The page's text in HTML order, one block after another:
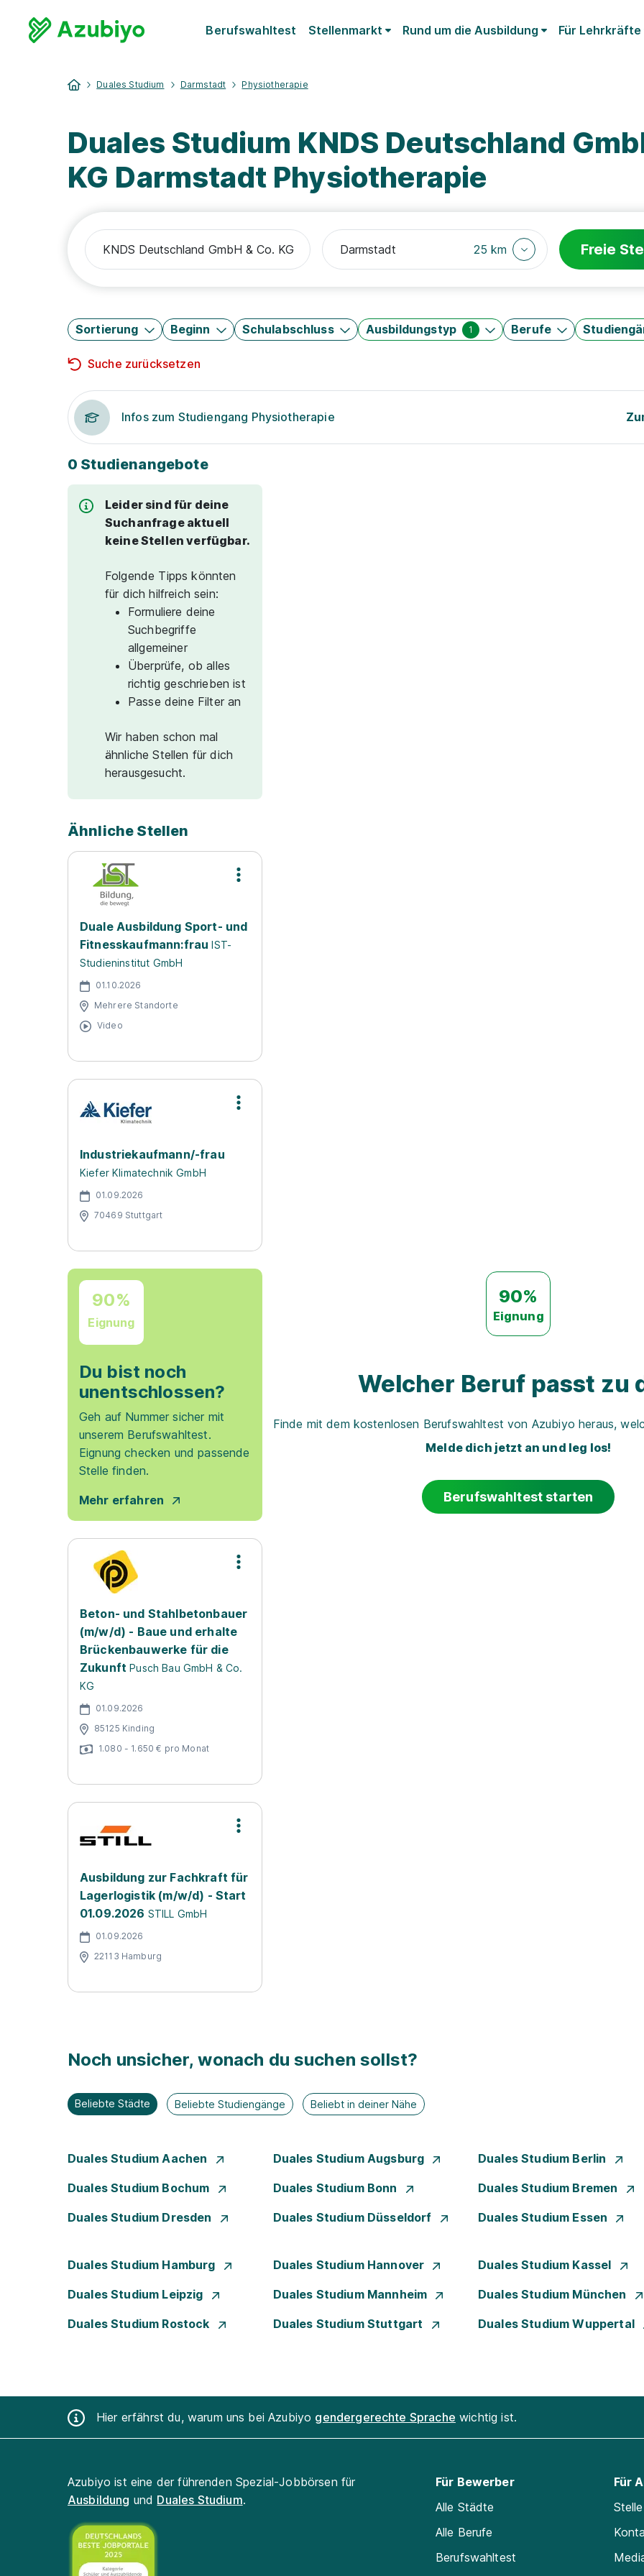
Berufswahltest Stellenmarkt Rund um die Ausbildung Für Lehrkräfte
Duales Studium Darmstadt Physiotherapie
Duales Studium KNDS Deutschland
KG Darmstadt Physiotherapie
25 km Freie
Sortierung Beginn Schulabschluss Ausbildungstyp 1 Berufe
Suche zurücksetzen
Infos zum Studiengang Physiotherapie
0 Studienangebote
Leider sind für deine
Suchanfrage aktuell
keine Stellen verfügbar.
Folgende Tipps könnten
für dich hilfreich sein:
Formuliere deine
Suchbegriffe
allgemeiner
Überprüfe, ob alles
richtig geschrieben ist
Passe deine Filter an
Wir haben schon mal
ähnliche Stellen für dich
herausgesucht.
Ähnliche Stellen
Duale Ausbildung Sport- und
Fitnesskaufmann:frau IST-
Studieninstitut GmbH
01.10.2026
Mehrere Standorte
Video
Industriekaufmann/-frau
Kiefer Klimatechnik GmbH
01.09.2026
70469 Stuttgart
90%
Eignung
Du bist noch
unentschlossen?
Geh auf Nummer sicher mit
unserem Berufswahltest.
Eignung checken und passende
Stelle finden.
Mehr erfahren
Beton- und Stahlbetonbauer
(m/w/d) - Baue und erhalte
Brückenbauwerke für die
Zukunft Pusch Bau GmbH & Co.
KG
01.09.2026
85125 Kinding
1.080 - 1.650 € pro Monat
Ausbildung zur Fachkraft für
Lagerlogistik (m/w/d) - Start
01.09.2026 STILL GmbH
01.09.2026
22113 Hamburg
90%
Eignung
Welcher Beruf passt zu
Finde mit dem kostenlosen Berufswahltest von Azubiyo heraus,
Melde dich jetzt an und leg los!
Berufswahltest starten
Noch unsicher, wonach du suchen sollst?
Beliebte Städte Beliebte Studiengänge Beliebt in deiner Nähe
Duales Studium Aachen Duales Studium Augsburg Duales Studium Berlin
Duales Studium Bochum Duales Studium Bonn Duales Studium Bremen
Duales Studium Dresden Duales Studium Düsseldorf Duales Studium Essen
Duales Studium Hamburg Duales Studium Hannover Duales Studium Kassel
Duales Studium Leipzig Duales Studium Mannheim Duales Studium München
Duales Studium Rostock Duales Studium Stuttgart Duales Studium Wuppertal
Hier erfährst du, warum uns bei Azubiyo gendergerechte Sprache wichtig ist.
Azubiyo ist eine der führenden Spezial-Jobbörsen für
Ausbildung und Duales Studium.
Für Bewerber
Alle Städte
Alle Berufe
Berufswahltest
Für